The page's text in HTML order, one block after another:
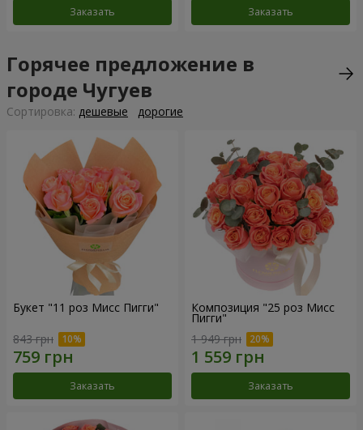
Заказать Заказать
Горячее предложение в
городе Чугуев
Cортировка: дешевые дорогие
Букет "11 роз Мисс Пигги"
843 грн
Заказать
Композиция "25 роз Мисс
Пигги"
1 949 грн
Заказать